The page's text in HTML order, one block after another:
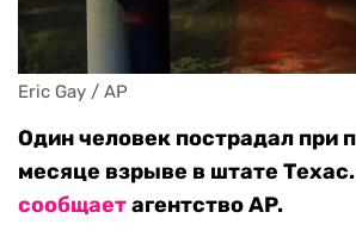
Eric Gay / AP
Один человек пострадал при
месяце взрыве в штате
сообщаетагентство AP.